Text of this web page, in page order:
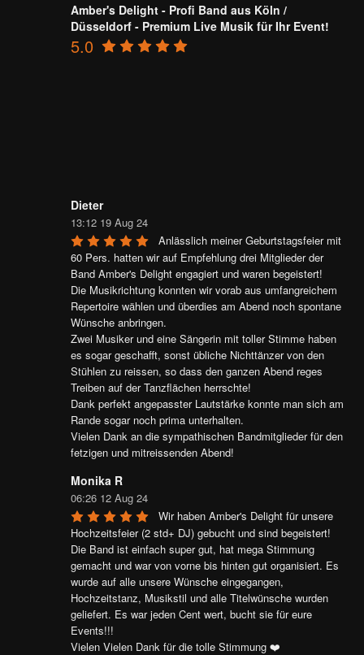
Amber's Delight - Profi Band aus Köln /
Düsseldorf - Premium Live Musik für Ihr Event!
5.0
Dieter
13:12 19 Aug 24
Anlässlich meiner Geburtstagsfeier mit
60 Pers. hatten wir auf Empfehlung drei Mitglieder der
Band Amber's Delight engagiert und waren begeistert!
Die Musikrichtung konnten wir vorab aus umfangreichem
Repertoire wählen und überdies am Abend noch spontane
Wünsche anbringen.
Zwei Musiker und eine Sängerin mit toller Stimme haben
es sogar geschafft, sonst übliche Nichttänzer von den
Stühlen zu reissen, so dass den ganzen Abend reges
Treiben auf der Tanzflächen herrschte!
Dank perfekt angepasster Lautstärke konnte man sich am
Rande sogar noch prima unterhalten.
Vielen Dank an die sympathischen Bandmitglieder für den
fetzigen und mitreissenden Abend!
Monika R
06:26 12 Aug 24
Wir haben Amber's Delight für unsere
Hochzeitsfeier (2 std+ DJ) gebucht und sind begeistert!
Die Band ist einfach super gut, hat mega Stimmung
gemacht und war von vorne bis hinten gut organisiert. Es
wurde auf alle unsere Wünsche eingegangen,
Hochzeitstanz, Musikstil und alle Titelwünsche wurden
geliefert. Es war jeden Cent wert, bucht sie für eure
Events!!!
Vielen Vielen Dank für die tolle Stimmung ❤️